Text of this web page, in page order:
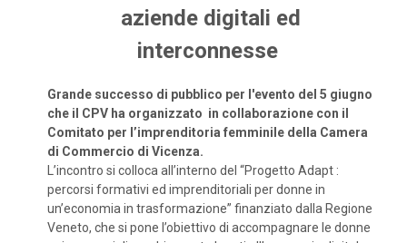
aziende digitali ed
interconnesse
Grande successo di pubblico per l'evento del 5 giugno
che il CPV ha organizzato in collaborazione con il
Comitato per l’imprenditoria femminile della Camera
di Commercio di Vicenza.
L’incontro si colloca all’interno del “Progetto Adapt :
percorsi formativi ed imprenditoriali per donne in
un’economia in trasformazione” finanziato dalla Regione
Veneto, che si pone l’obiettivo di accompagnare le donne